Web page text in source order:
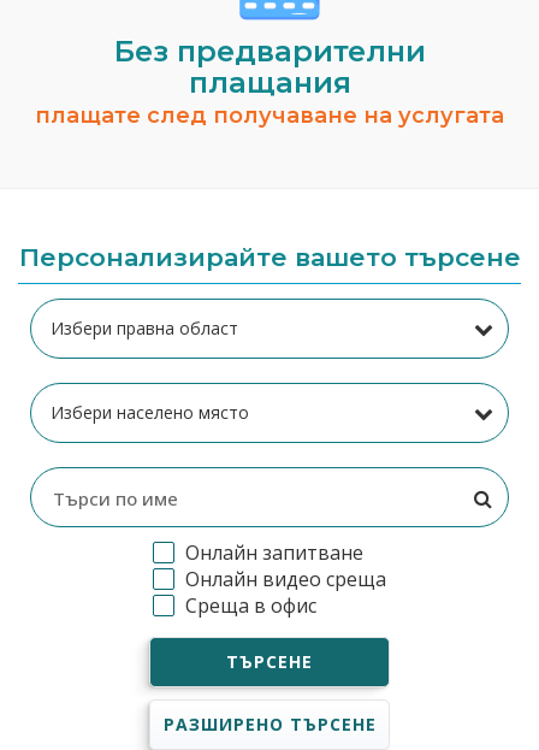
Без предварителни
плащания
плащате след получаване на услугата
Персонализирайте вашето търсене
Онлайн запитване
Онлайн видео среща
Среща в офис
ТЪРСЕНЕ
РАЗШИРЕНО ТЪРСЕНЕ